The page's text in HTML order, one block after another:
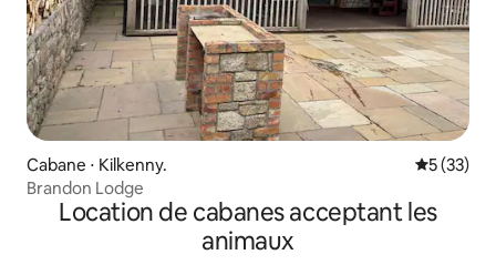
Cabane ⋅ Kilkenny.
5 (33)
Brandon Lodge
Location de cabanes acceptant les
animaux